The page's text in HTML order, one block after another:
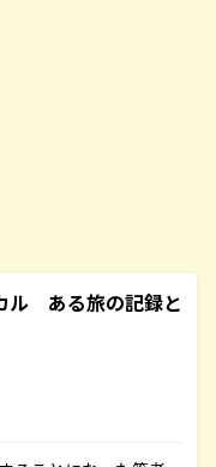
ル ある旅の記録と